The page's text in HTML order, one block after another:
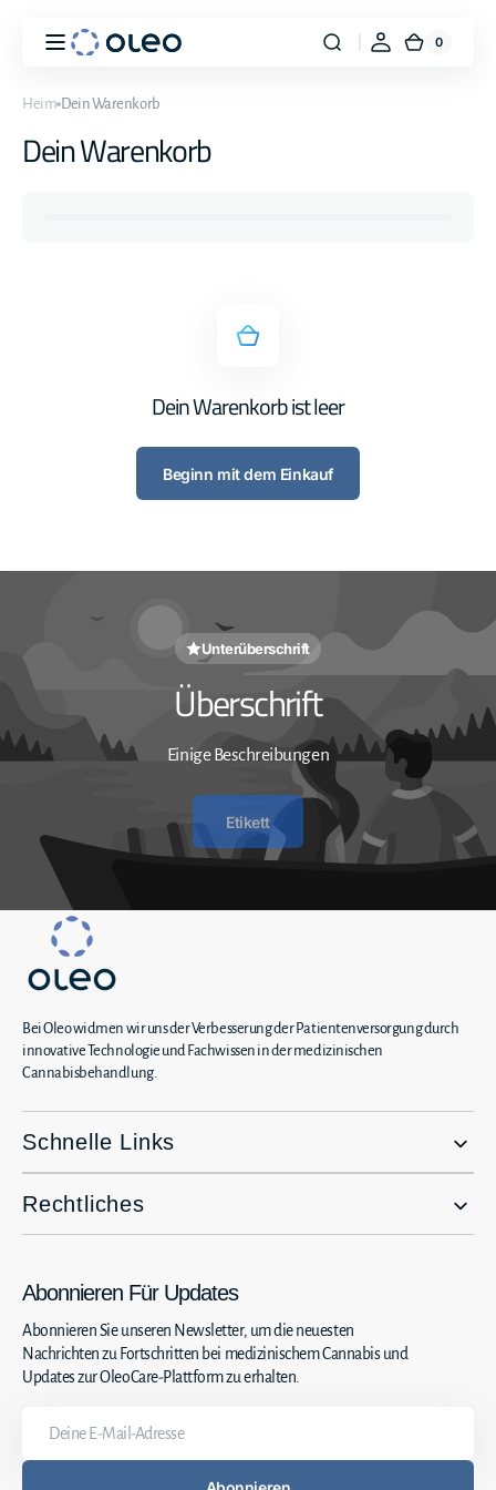
Inhalt
0
0
Heim Dein Warenkorb
Dein Warenkorb
Dein Warenkorb ist leer
Beginn mit dem Einkauf
Unterüberschrift
Überschrift
Einige Beschreibungen
Etikett
Bei Oleo widmen wir uns der Verbesserung der Patientenversorgung durch
innovative Technologie und Fachwissen in der medizinischen
Cannabisbehandlung.
Schnelle Links
Rechtliches
Abonnieren Für Updates
Abonnieren Sie unseren Newsletter, um die neuesten
Nachrichten zu Fortschritten bei medizinischem Cannabis und
Updates zur OleoCare-Plattform zu erhalten.
Mail-